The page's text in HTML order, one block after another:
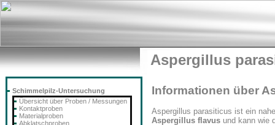
Aspergillus
Informationen über
Aspergillus parasiticus ist ein
Aspergillus flavus und kann wie
Schimmelpilz-Untersuchung
Übersicht über Proben / Messungen
Kontaktproben
Materialproben
Abklatschproben